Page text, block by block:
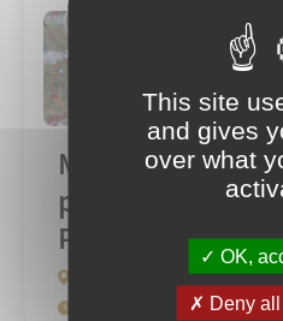
Micro-folie :
participative
Préhistoire
Chapelle des Carmélites
En continu (à partir de 3 ans)
This site
and gives
over what
OK,
Deny